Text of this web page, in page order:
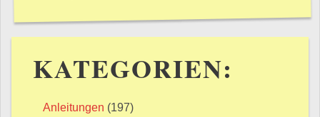
KATEGORIEN:
Anleitungen (197)